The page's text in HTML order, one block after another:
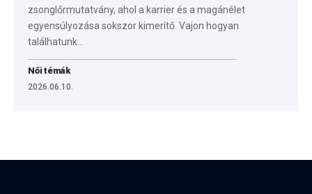
zsonglőrmutatvány, ahol a karrier és a magánélet
egyensúlyozása sokszor kimerítő. Vajon hogyan
találhatunk…
Női témák
2026.06.10.